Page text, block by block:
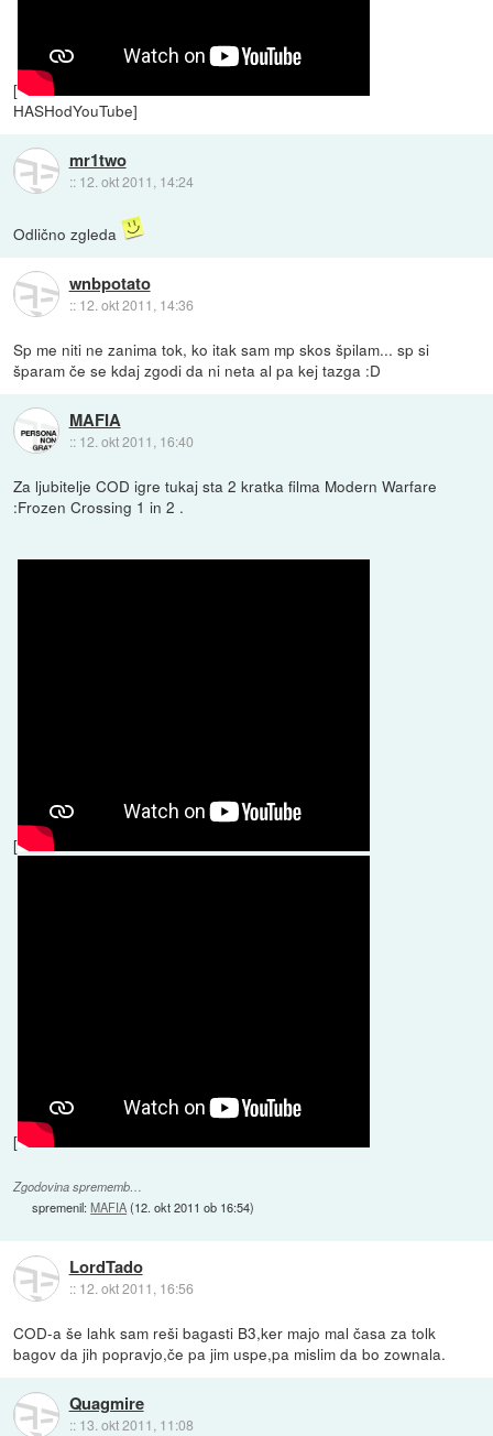
[
HASHodYouTube]
mr1two
:: 12. okt 2011, 14:24
Odlično zgleda
wnbpotato
:: 12. okt 2011, 14:36
Sp me niti ne zanima tok, ko itak sam mp skos špilam... sp si
šparam če se kdaj zgodi da ni neta al pa kej tazga :D
MAFIA
:: 12. okt 2011, 16:40
Za ljubitelje COD igre tukaj sta 2 kratka filma Modern Warfare
:Frozen Crossing 1 in 2 .
[
[
Zgodovina sprememb…
spremenil:MAFIA(12. okt 2011 ob 16:54)
LordTado
:: 12. okt 2011, 16:56
COD-a še lahk sam reši bagasti B3,ker majo mal časa za tolk
bagov da jih popravjo,če pa jim uspe,pa mislim da bo zownala.
Quagmire
:: 13. okt 2011, 11:08